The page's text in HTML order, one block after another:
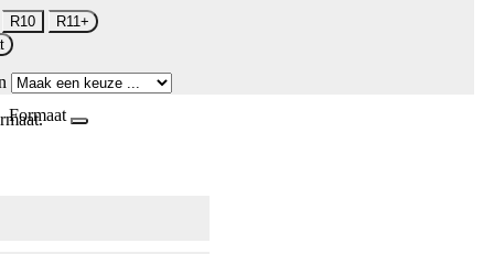
R10
R11+
Formaat